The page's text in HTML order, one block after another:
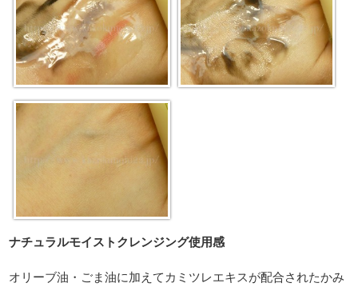
ナチュラルモイストクレンジング使用感
オリーブ油・ごま油に加えてカミツレエキスが配合されたかみ